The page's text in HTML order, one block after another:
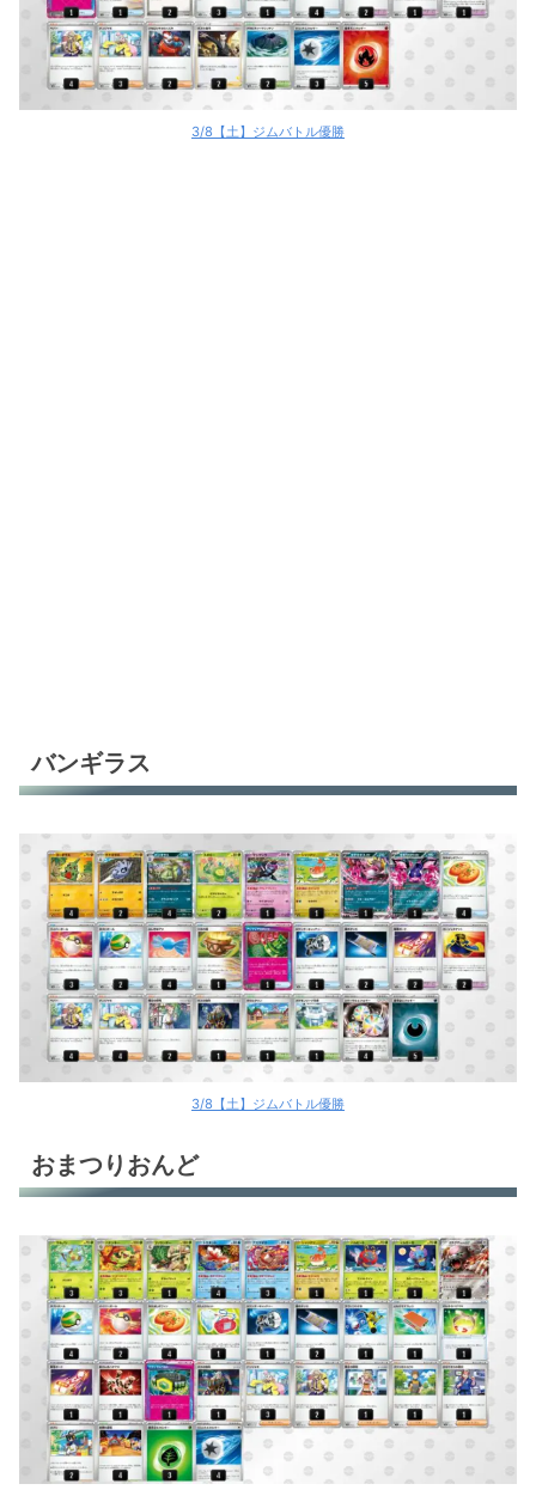
3/8【土】ジムバトル優勝
バンギラス
3/8【土】ジムバトル優勝
おまつりおんど